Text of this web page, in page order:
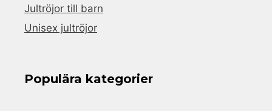
Jultröjor till barn
Unisex jultröjor
Populära kategorier